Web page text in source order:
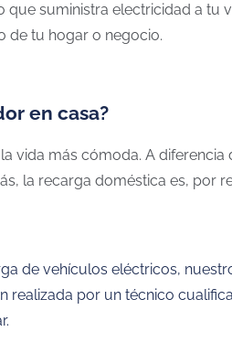
que suministra electricidad a
de tu hogar o negocio.
en casa?
vida más cómoda. A
la recarga doméstica es, por
de vehículos eléctricos,
realizada por un técnico